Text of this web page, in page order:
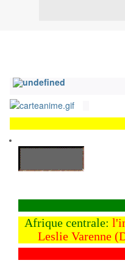
Afrique centrale:
Leslie Varenne